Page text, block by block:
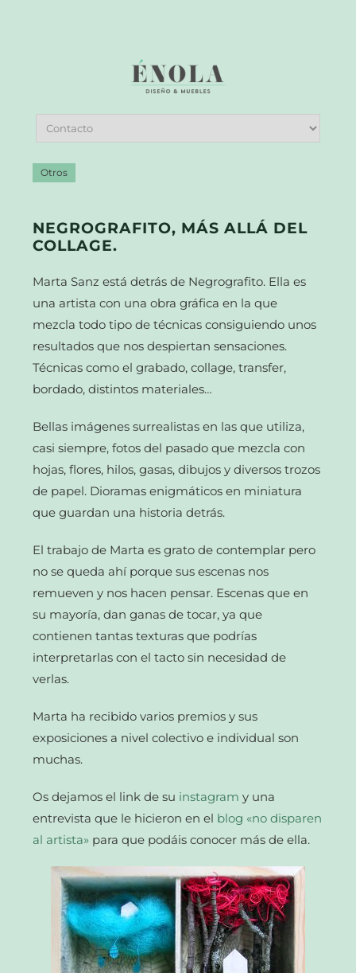
Otros
NEGROGRAFITO, MÁS ALLÁ DEL
COLLAGE.
Marta Sanz está detrás de Negrografito. Ella es
una artista con una obra gráfica en la que
mezcla todo tipo de técnicas consiguiendo unos
resultados que nos despiertan sensaciones.
Técnicas como el grabado, collage, transfer,
bordado, distintos materiales…
Bellas imágenes surrealistas en las que utiliza,
casi siempre, fotos del pasado que mezcla con
hojas, flores, hilos, gasas, dibujos y diversos trozos
de papel. Dioramas enigmáticos en miniatura
que guardan una historia detrás.
El trabajo de Marta es grato de contemplar pero
no se queda ahí porque sus escenas nos
remueven y nos hacen pensar. Escenas que en
su mayoría, dan ganas de tocar, ya que
contienen tantas texturas que podrías
interpretarlas con el tacto sin necesidad de
verlas.
Marta ha recibido varios premios y sus
exposiciones a nivel colectivo e individual son
muchas.
Os dejamos el link de su instagram y una
entrevista que le hicieron en el blog «no disparen
al artista» para que podáis conocer más de ella.